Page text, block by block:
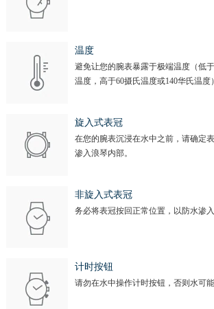
温度
避免让您的腕表暴露于极端温度（低
温度，高于60摄氏温度或140华氏温度
旋入式表冠
在您的腕表沉浸在水中之前，请确定
渗入浪琴内部。
非旋入式表冠
务必将表冠按回正常位置，以防水渗
计时按钮
请勿在水中操作计时按钮，否则水可